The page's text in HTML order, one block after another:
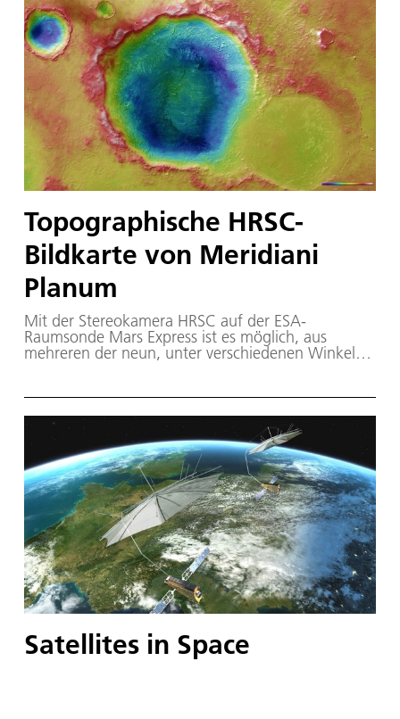
Topographische HRSC-
Bildkarte von Meridiani
Planum
Mit der Stereokamera HRSC auf der ESA-
Raumsonde Mars Express ist es möglich, aus
mehreren der neun, unter verschiedenen Winkeln
Geländemodelle abzuleiten. Damit lässt sich die
Topographie der Landschaft bildhaft sichtbar
topographischen Informationen auf die hoch
auflösende Aufnahme des Nadirkanals der HRSC
projiziert. Der Nadirkanal blickt senkrecht nach
unten auf die Marsoberfläche und liefert die
höchste Auflösung des Kamerasystems; Norden ist
rechts im Bild.
Satellites in Space